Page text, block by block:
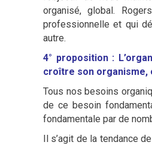
organisé, global.
professionnelle et qui
autre.
4° proposition :
croître son organisme,
Tous nos besoins
de ce besoin
fondamentale par de
Il s’agit de la tendance